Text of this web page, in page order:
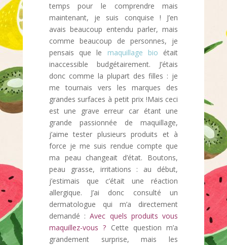
temps pour le comprendre mais
maintenant, je suis conquise ! J’en
avais beaucoup entendu parler, mais
comme beaucoup de personnes, je
pensais que le maquillage bio était
inaccessible budgétairement. J’étais
donc comme la plupart des filles : je
me tournais vers les marques des
grandes surfaces à petit prix !Mais ceci
est une grave erreur car étant une
grande passionnée de maquillage,
j’aime tester plusieurs produits et à
force je me suis rendue compte que
ma peau changeait d’état. Boutons,
peau grasse, irritations : au début,
j’estimais que c’était une réaction
allergique. J’ai donc consulté un
dermatologue qui m’a directement
demandé :Avec quels produits vous
maquillez-vous ? Cette question m’a
grandement surprise, mais les